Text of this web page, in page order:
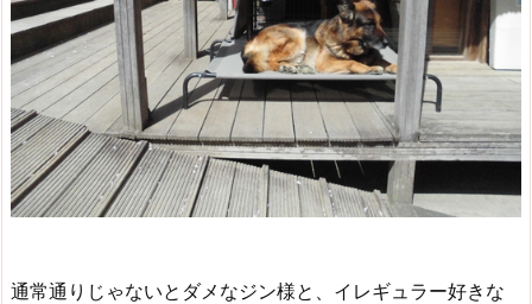
通常通りじゃないとダメなジン様と、イレギュラー好きな